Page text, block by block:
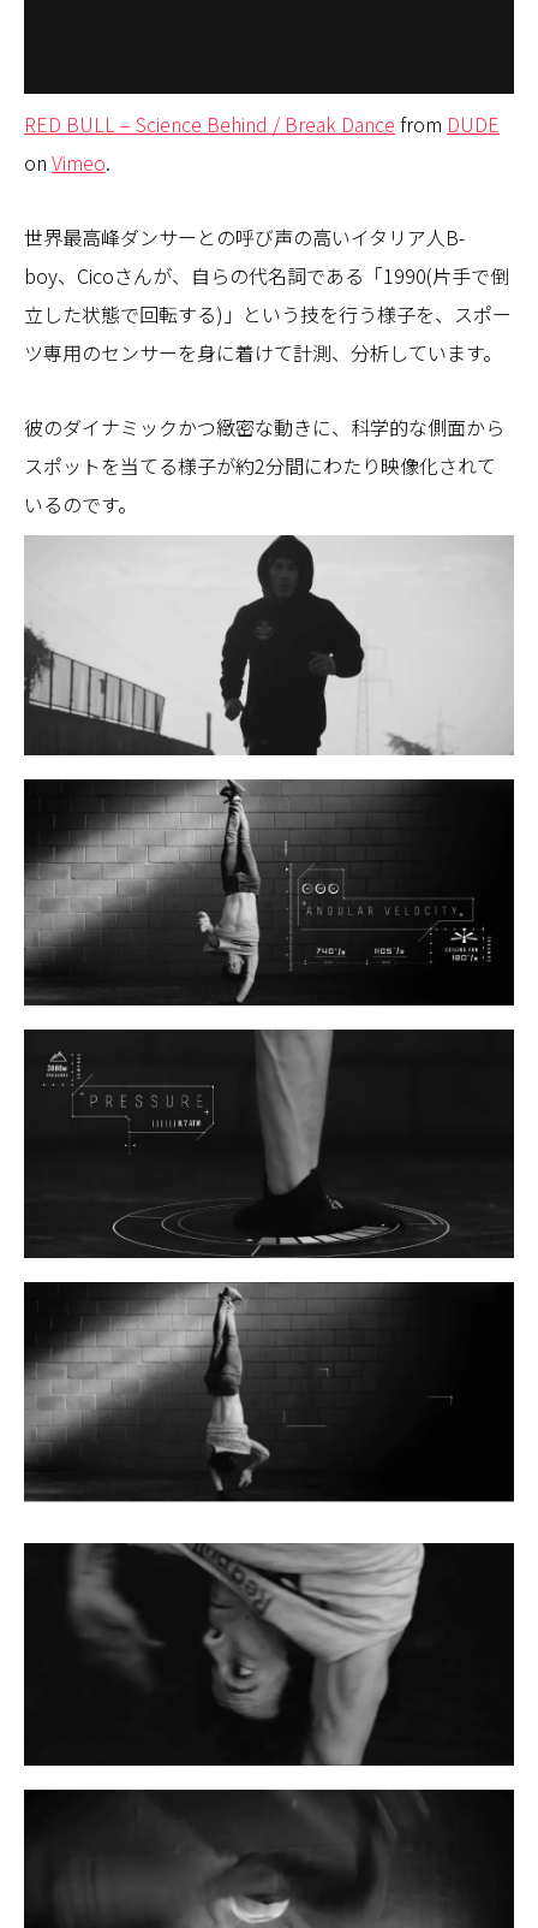
RED BULL – Science Behind / Break Dance from DUDE
on Vimeo.
世界最高峰ダンサーとの呼び声の高いイタリア人B-
boy、Cicoさんが、自らの代名詞である「1990(片手で倒
立した状態で回転する)」という技を行う様子を、スポー
ツ専用のセンサーを身に着けて計測、分析しています。
彼のダイナミックかつ緻密な動きに、科学的な側面から
スポットを当てる様子が約2分間にわたり映像化されて
いるのです。